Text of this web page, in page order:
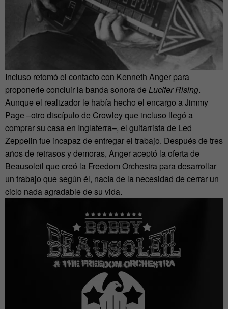
Incluso retomó el contacto con Kenneth Anger para
proponerle concluir la banda sonora de Lucifer Rising.
Aunque el realizador le había hecho el encargo a Jimmy
Page –otro discípulo de Crowley que incluso llegó a
comprar su casa en Inglaterra–, el guitarrista de Led
Zeppelin fue incapaz de entregar el trabajo. Después de tres
años de retrasos y demoras, Anger aceptó la oferta de
Beausoleil que creó la Freedom Orchestra para desarrollar
un trabajo que según él, nacía de la necesidad de cerrar un
ciclo nada agradable de su vida.